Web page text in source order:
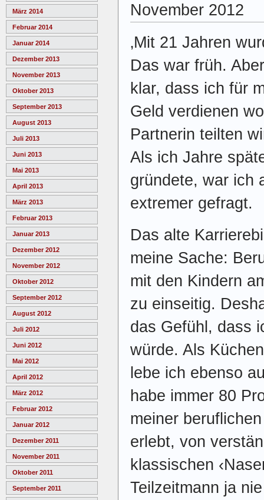
März 2014
Februar 2014
Januar 2014
Dezember 2013
November 2013
Oktober 2013
September 2013
August 2013
Juli 2013
Juni 2013
Mai 2013
April 2013
März 2013
Februar 2013
Januar 2013
Dezember 2012
November 2012
Oktober 2012
September 2012
August 2012
Juli 2012
Juni 2012
Mai 2012
April 2012
März 2012
Februar 2012
Januar 2012
Dezember 2011
November 2011
Oktober 2011
September 2011
November 2012
‚Mit 21 Jahren
Das war früh.
klar, dass ich für
Geld verdienen
Partnerin teilten
Als ich Jahre
gründete, war ich
extremer gefragt.
Das alte
meine Sache:
mit den Kindern
zu einseitig.
das Gefühl, dass
würde. Als
lebe ich ebenso
habe immer 80
meiner
erlebt, von
klassischen
Teilzeitmann ja